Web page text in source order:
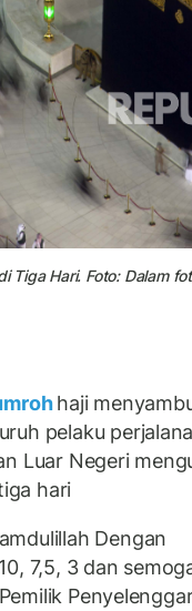
Tiga Hari. Foto: Dalam
haji
pelaku
Luar Negeri
hari
Dengan
7,5, 3 dan